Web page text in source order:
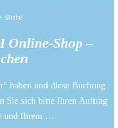
store
Online-Shop –
haben und diese Buchung
Sie sich bitte Ihren Auftrag
und Ihrem …